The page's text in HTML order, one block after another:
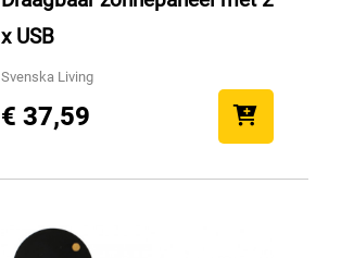
x USB
Svenska Living
€ 37,59